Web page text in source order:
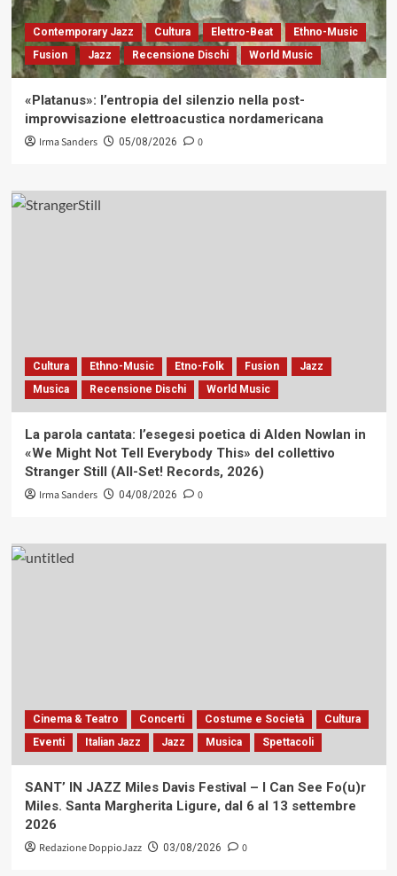
Contemporary Jazz Cultura Elettro-Beat
Ethno-Music
Fusion
Jazz Recensione Dischi World Music
«Platanus»: l’entropia del silenzio nella post-
improvvisazione elettroacustica nordamericana
Irma Sanders 05/08/2026 0
Cultura Ethno-Music Etno-Folk Fusion
Jazz
Musica
Recensione Dischi World Music
La parola cantata: l’esegesi poetica di Alden Nowlan in
«We Might Not Tell Everybody This» del collettivo
Stranger Still (All-Set! Records, 2026)
Irma Sanders 04/08/2026 0
Cinema & Teatro Concerti Costume e Società
Cultura
Eventi
Italian Jazz Jazz Musica Spettacoli
SANT’ IN JAZZ Miles Davis Festival – I Can See Fo(u)r
Miles. Santa Margherita Ligure, dal 6 al 13 settembre
2026
Redazione DoppioJazz 03/08/2026 0